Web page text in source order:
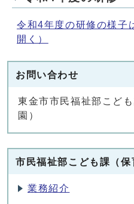
令和4年度の研修の様子
開く）
お問い合わせ
東金市市民福祉部こど
園）
市民福祉部こども課（保
業務紹介